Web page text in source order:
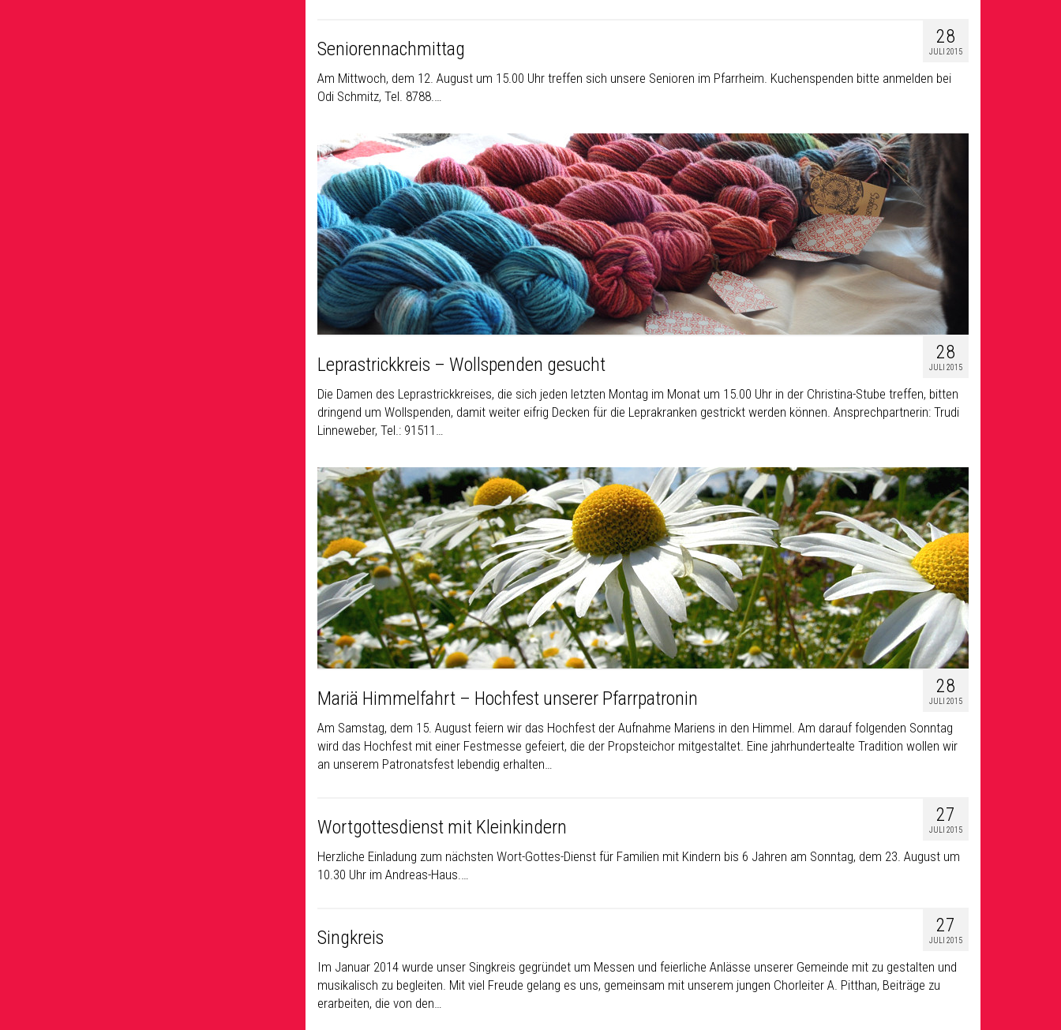
28
JULI 2015
Seniorennachmittag
Am Mittwoch, dem 12. August um 15.00 Uhr treffen sich unsere Senioren im Pfarrheim. Kuchenspenden bitte anmelden bei
Odi Schmitz, Tel. 8788.…
28
JULI 2015
Leprastrickkreis – Wollspenden gesucht
Die Damen des Leprastrickkreises, die sich jeden letzten Montag im Monat um 15.00 Uhr in der Christina-Stube treffen, bitten
dringend um Wollspenden, damit weiter eifrig Decken für die Leprakranken gestrickt werden können. Ansprechpartnerin: Trudi
Linneweber, Tel.: 91511…
28
JULI 2015
Mariä Himmelfahrt – Hochfest unserer Pfarrpatronin
Am Samstag, dem 15. August feiern wir das Hochfest der Aufnahme Mariens in den Himmel. Am darauf folgenden Sonntag
wird das Hochfest mit einer Festmesse gefeiert, die der Propsteichor mitgestaltet. Eine jahrhundertealte Tradition wollen wir
an unserem Patronatsfest lebendig erhalten…
27
JULI 2015
Wortgottesdienst mit Kleinkindern
Herzliche Einladung zum nächsten Wort-Gottes-Dienst für Familien mit Kindern bis 6 Jahren am Sonntag, dem 23. August um
10.30 Uhr im Andreas-Haus.…
27
JULI 2015
Singkreis
Im Januar 2014 wurde unser Singkreis gegründet um Messen und feierliche Anlässe unserer Gemeinde mit zu gestalten und
musikalisch zu begleiten. Mit viel Freude gelang es uns, gemeinsam mit unserem jungen Chorleiter A. Pitthan, Beiträge zu
erarbeiten, die von den…